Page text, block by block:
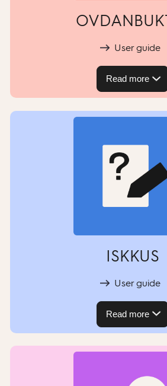
User guide
Read more
ISKKUS
User guide
Read more